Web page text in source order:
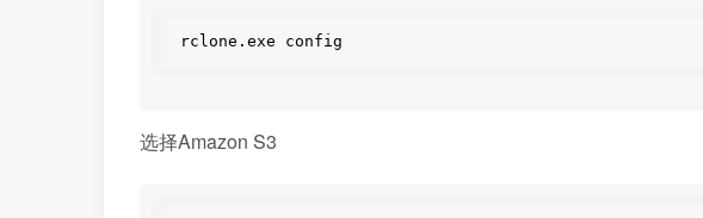
rclone. exe config
选择Amazon S3